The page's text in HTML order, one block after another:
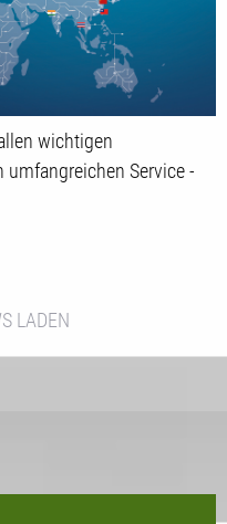
wichtigen
Service -
LADEN